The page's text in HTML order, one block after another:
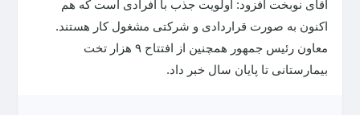
آقای نوبخت افزود: اولویت جذب با افرادی است که هم
اکنون به صورت قراردادی و شرکتی مشغول کار هستند.
معاون رئیس جمهور همچنین از افتتاح ۹ هزار تخت
بیمارستانی تا پایان سال خبر داد.